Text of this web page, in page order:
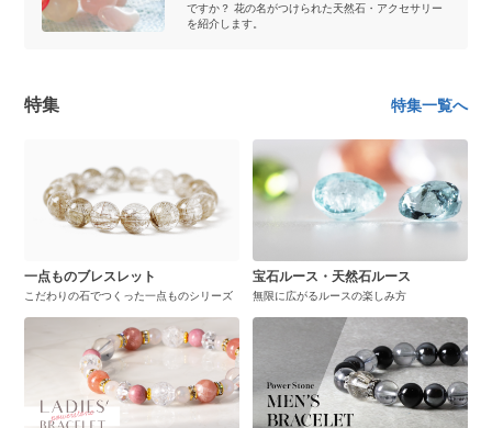
ですか？ 花の名がつけられた天然石・アクセサリー
を紹介します。
特集 特集一覧へ
一点ものブレスレット
こだわりの石でつくった一点ものシリーズ
宝石ルース・天然石ルース
無限に広がるルースの楽しみ方